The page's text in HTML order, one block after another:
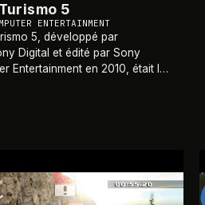
5
ENTERTAINMENT
5, développé par
Digital et édité par Sony
Entertainment en 2010, était la